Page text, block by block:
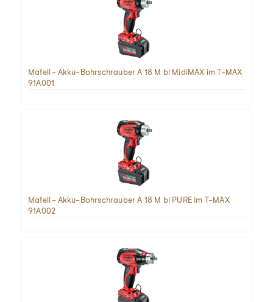
Mafell - Akku-Bohrschrauber A 18 M bl MidiMAX im T-MAX
91A001
Mafell - Akku-Bohrschrauber A 18 M bl PURE im T-MAX
91A002